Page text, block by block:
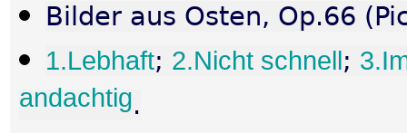
Bilder aus Osten, Op.66
1.Lebhaft; 2.Nicht schnell;
andachtig.